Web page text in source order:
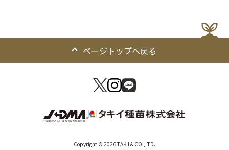
ページトップへ戻る
Copyright © 2026 TAKII & CO.,LTD.